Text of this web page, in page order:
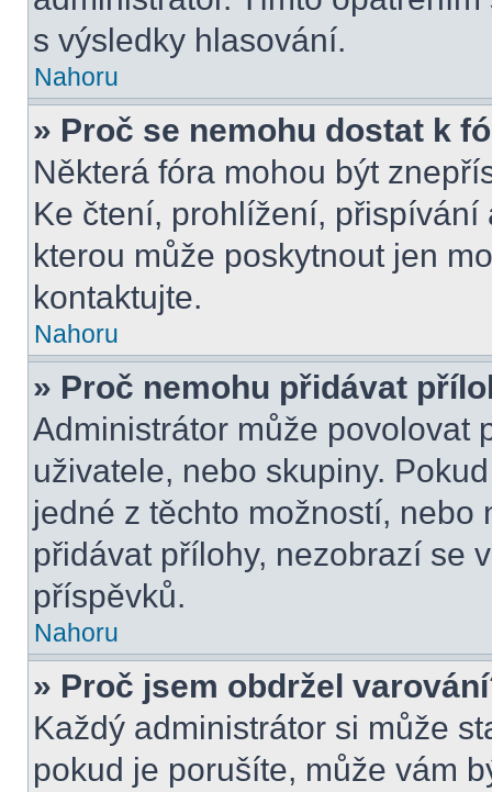
s výsledky hlasování.
Nahoru
» Proč se nemohu dostat k
Některá fóra mohou být
Ke čtení, prohlížení,
kterou může poskytnout jen
kontaktujte.
Nahoru
» Proč nemohu přidávat
Administrátor může povolovat
uživatele, nebo skupiny.
jedné z těchto možností,
přidávat přílohy, nezobrazí se
příspěvků.
Nahoru
» Proč jsem obdržel
Každý administrátor si může
pokud je porušíte, může vám